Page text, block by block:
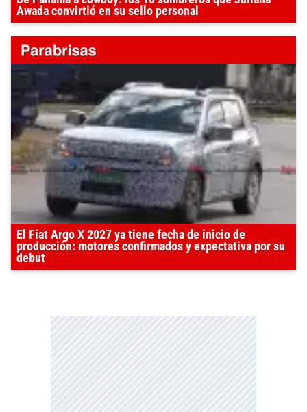
Awada convirtió en su sello personal
El Fiat Argo X 2027 ya tiene fecha de inicio de
producción: motores confirmados y expectativa por su
debut